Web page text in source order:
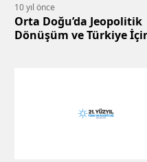
10 yıl önce
Orta Doğu’da Jeopolitik
Dönüşüm ve Türkiye